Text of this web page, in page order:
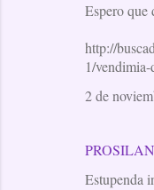
Espero que
http://
1/
2 de
Estupenda